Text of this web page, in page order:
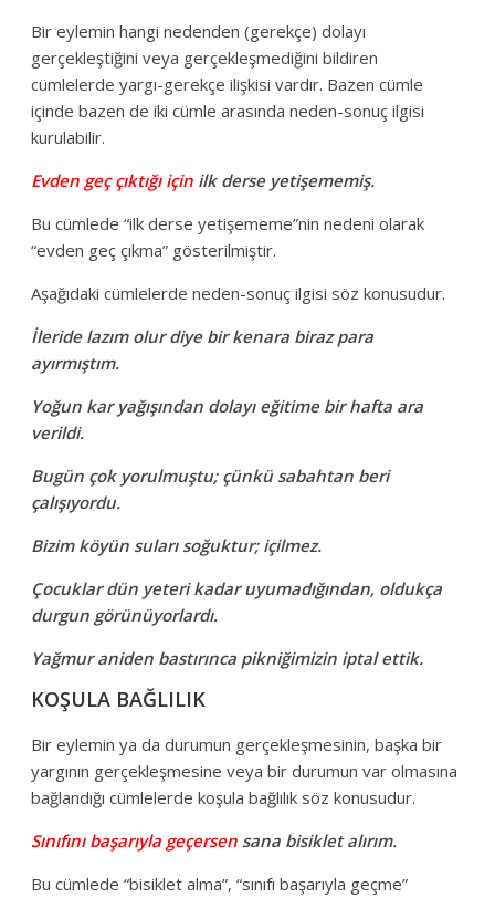
Bir eylemin hangi nedenden (gerekçe) dolayı
gerçekleştiğini veya gerçekleşmediğini bildiren
cümlelerde yargı-gerekçe ilişkisi vardır. Bazen cümle
içinde bazen de iki cümle arasında neden-sonuç ilgisi
kurulabilir.
Evden geç çıktığı için ilk derse yetişememiş.
Bu cümlede “ilk derse yetişememe”nin nedeni olarak
“evden geç çıkma” gösterilmiştir.
Aşağıdaki cümlelerde neden-sonuç ilgisi söz konusudur.
İleride lazım olur diye bir kenara biraz para
ayırmıştım.
Yoğun kar yağışından dolayı eğitime bir hafta ara
verildi.
Bugün çok yorulmuştu; çünkü sabahtan beri
çalışıyordu.
Bizim köyün suları soğuktur; içilmez.
Çocuklar dün yeteri kadar uyumadığından, oldukça
durgun görünüyorlardı.
Yağmur aniden bastırınca pikniğimizin iptal ettik.
KOŞULA BAĞLILIK
Bir eylemin ya da durumun gerçekleşmesinin, başka bir
yargının gerçekleşmesine veya bir durumun var olmasına
bağlandığı cümlelerde koşula bağlılık söz konusudur.
Sınıfını başarıyla geçersen sana bisiklet alırım.
Bu cümlede “bisiklet alma”, “sınıfı başarıyla geçme”